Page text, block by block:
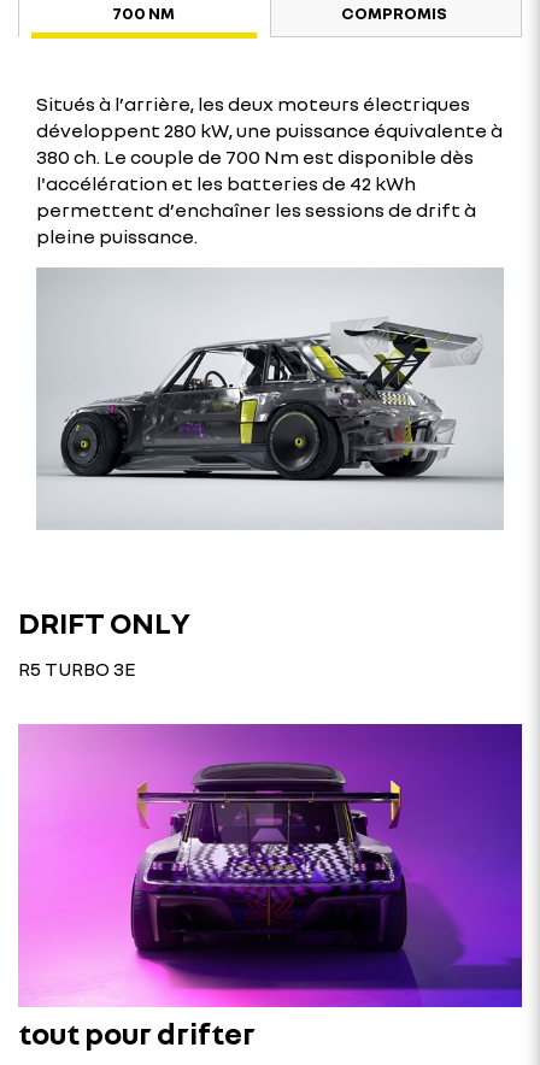
700 NM COMPROMIS
Situés à l’arrière, les deux moteurs électriques
développent 280 kW, une puissance équivalente à
380 ch. Le couple de 700 Nm est disponible dès
l'accélération et les batteries de 42 kWh
permettent d’enchaîner les sessions de drift à
pleine puissance.
DRIFT ONLY
R5 TURBO 3E
tout pour drifter